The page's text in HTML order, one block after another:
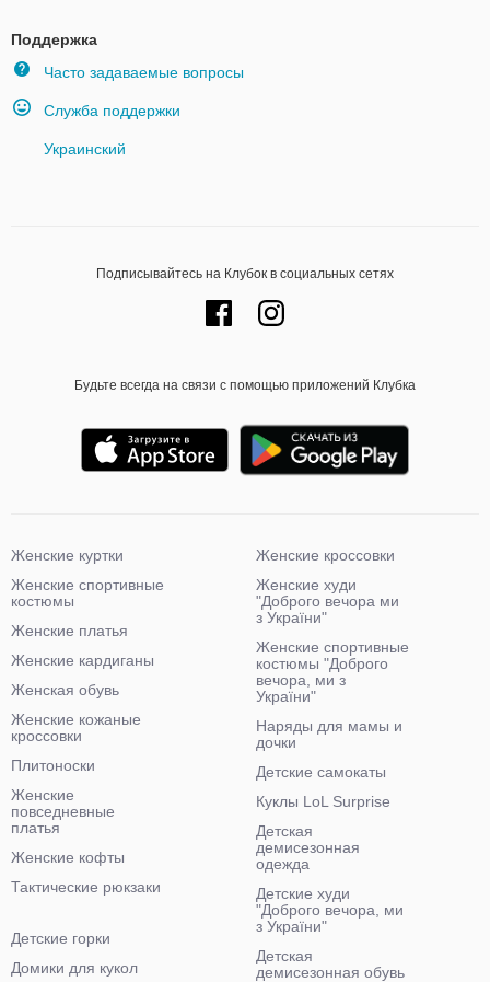
Поддержка
Часто задаваемые вопросы
Служба поддержки
Украинский
Подписывайтесь на Клубок в социальных сетях
Будьте всегда на связи с помощью приложений Клубка
Женские куртки
Женские спортивные
костюмы
Женские платья
Женские кардиганы
Женская обувь
Женские кожаные
кроссовки
Плитоноски
Женские
повседневные
платья
Женские кофты
Тактические рюкзаки
Женские кроссовки
Женские худи
"Доброго вечора ми
з України"
Женские спортивные
костюмы "Доброго
вечора, ми з
України"
Наряды для мамы и
дочки
Детские самокаты
Куклы LoL Surprise
Детская
демисезонная
одежда
Детские худи
"Доброго вечора, ми
з України"
Детская
демисезонная обувь
Детские горки
Домики для кукол